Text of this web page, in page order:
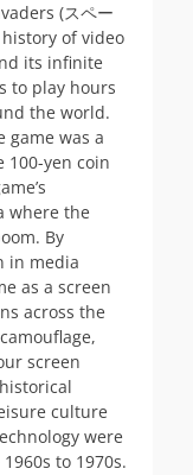
(スペー
history of video
its infinite
to play hours
the world.
game was a
100-yen coin
where the
By
in media
as a screen
across the
screen
culture
were
to 1970s.